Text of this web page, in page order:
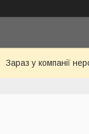
Зараз у компанії